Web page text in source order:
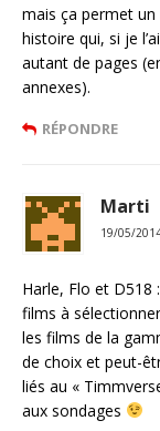
mais ça permet
histoire qui, si je
autant de pages
annexes).
RÉPONDRE
Marti
19/05/
Harle, Flo et D518
films à
les films de la
de choix et peut-
liés au «
aux sondages